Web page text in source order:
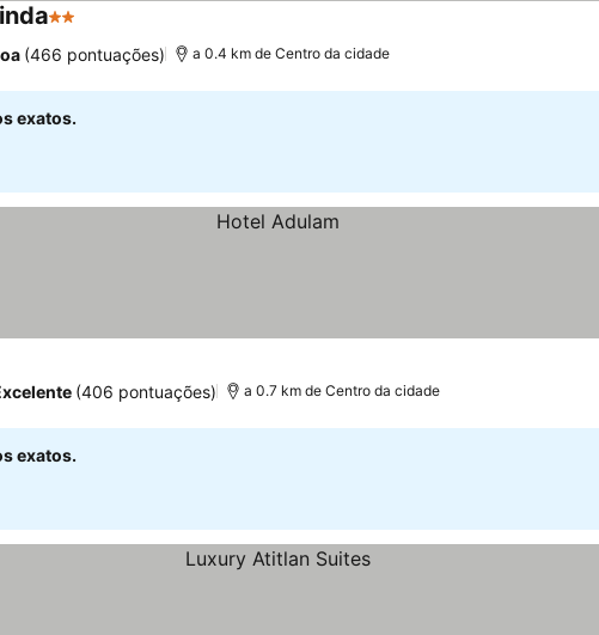
2 Estrelas
(466 pontuações) a 0.4 km de Centro da cidade
exatos.
(406 pontuações) a 0.7 km de Centro da cidade
exatos.